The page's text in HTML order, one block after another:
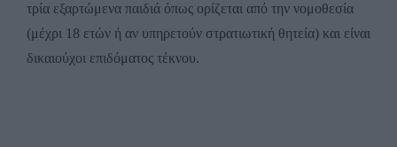
τρία εξαρτώμενα παιδιά όπως ορίζεται από την νομοθεσία
(μέχρι 18 ετών ή αν υπηρετούν στρατιωτική θητεία) και είναι
δικαιούχοι επιδόματος τέκνου.